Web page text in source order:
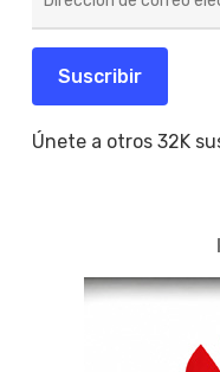
de
electrónico
Suscribir
Únete a otros 32K